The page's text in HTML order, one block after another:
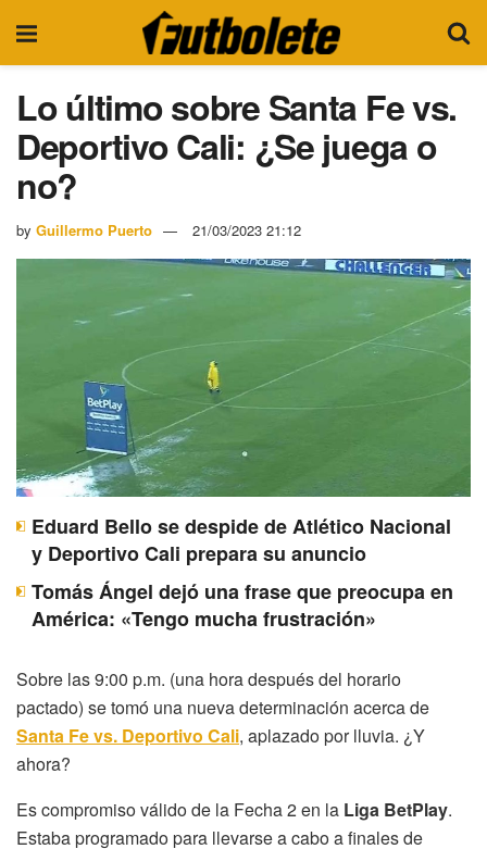
Lo último sobre Santa Fe vs.
Deportivo Cali: ¿Se juega o
no?
by Guillermo Puerto 21/03/2023 21:12
Eduard Bello se despide de Atlético Nacional
y Deportivo Cali prepara su anuncio
Tomás Ángel dejó una frase que preocupa en
América: «Tengo mucha frustración»
Sobre las 9:00 p.m. (una hora después del horario
pactado) se tomó una nueva determinación acerca de
Santa Fe vs. Deportivo Cali, aplazado por lluvia. ¿Y
ahora?
Es compromiso válido de la Fecha 2 en la Liga BetPlay.
Estaba programado para llevarse a cabo a finales de